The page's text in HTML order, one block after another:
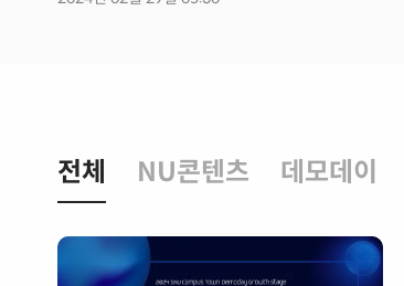
전체 NU콘텐츠 데모데이